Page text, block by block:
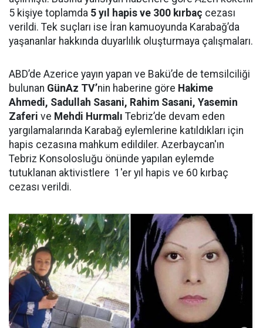
5 kişiye toplamda 5 yıl hapis ve 300 kırbaç cezası
verildi. Tek suçları ise İran kamuoyunda Karabağ’da
yaşananlar hakkında duyarlılık oluşturmaya çalışmaları.
ABD’de Azerice yayın yapan ve Bakü’de de temsilciliği
bulunan GünAz TV’nin haberine göre Hakime
Ahmedi, Sadullah Sasani, Rahim Sasani, Yasemin
Zaferi ve Mehdi Hurmalı Tebriz’de devam eden
yargılamalarında Karabağ eylemlerine katıldıkları için
hapis cezasına mahkum edildiler. Azerbaycan'ın
Tebriz Konsolosluğu önünde yapılan eylemde
tutuklanan aktivistlere 1'er yıl hapis ve 60 kırbaç
cezası verildi.